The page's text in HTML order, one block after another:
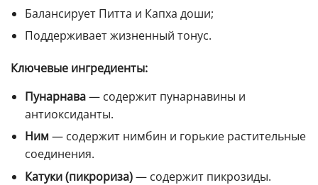
Балансирует Питта и Капха доши;
Поддерживает жизненный тонус.
Ключевые ингредиенты:
Пунарнава— содержит пунарнавины и
антиоксиданты.
Ним — содержит нимбин и горькие растительные
соединения.
Катуки (пикрориза)— содержит пикрозиды.